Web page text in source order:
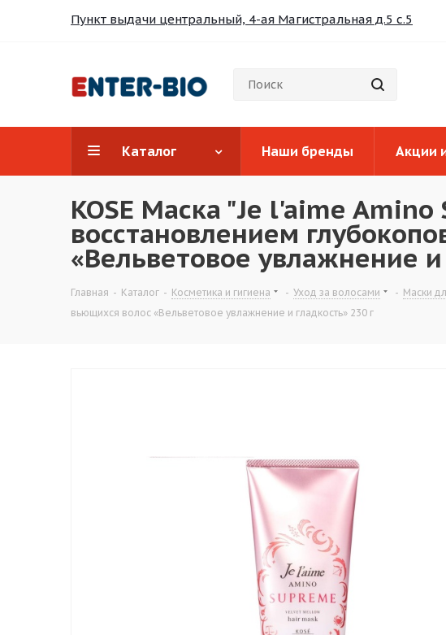
Пункт выдачи центральный, 4-ая Магистральная д.5 с.5
Каталог Наши бренды Акции
KOSE Маска "Je l'aime
восстановлением
«Вельветовое увлажнение и
Главная - Каталог - Косметика и гигиена - Уход за волосами - Маски
вьющихся волос «Вельветовое увлажнение и гладкость» 230 г